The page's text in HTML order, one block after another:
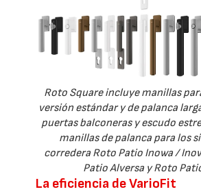
Roto Square incluye manillas
versión estándar y de palanca
puertas balconeras y escudo
manillas de palanca para los
corredera Roto Patio Inowa /
Patio Alversa y Roto
La eficiencia de VarioFit